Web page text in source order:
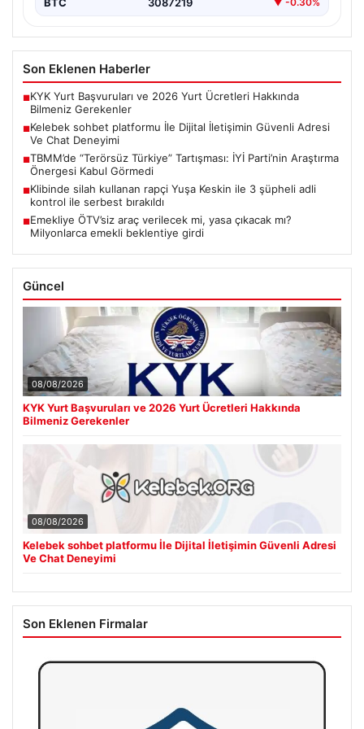
Son Eklenen Haberler
■KYK Yurt Başvuruları ve 2026 Yurt Ücretleri Hakkında
Bilmeniz Gerekenler
■Kelebek sohbet platformu İle Dijital İletişimin Güvenli Adresi
Ve Chat Deneyimi
■TBMM’de “Terörsüz Türkiye” Tartışması: İYİ Parti’nin Araştırma
Önergesi Kabul Görmedi
■Klibinde silah kullanan rapçi Yuşa Keskin ile 3 şüpheli adli
kontrol ile serbest bırakıldı
■Emekliye ÖTV’siz araç verilecek mi, yasa çıkacak mı?
Milyonlarca emekli beklentiye girdi
Güncel
08/08/2026
KYK Yurt Başvuruları ve 2026 Yurt Ücretleri Hakkında
Bilmeniz Gerekenler
08/08/2026
Kelebek sohbet platformu İle Dijital İletişimin Güvenli Adresi
Ve Chat Deneyimi
Son Eklenen Firmalar